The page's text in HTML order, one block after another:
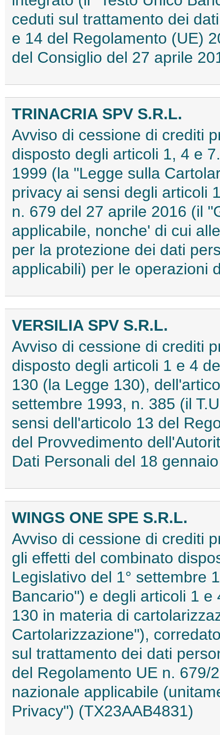
ceduti sul trattamento dei
e 14 del Regolamento (UE)
del Consiglio del 27 aprile
TRINACRIA SPV S.R.L.
Avviso di cessione di crediti
disposto degli articoli 1, 4 e
1999 (la "Legge sulla
privacy ai sensi degli articoli
n. 679 del 27 aprile 2016 (il
applicabile, nonche' di cui
per la protezione dei dati
applicabili) per le operazioni
VERSILIA SPV S.R.L.
Avviso di cessione di crediti
disposto degli articoli 1 e 4
130 (la Legge 130),
settembre 1993, n. 385 (il
sensi dell'articolo 13 del
del Provvedimento
Dati Personali del 18
WINGS ONE SPE S.R.L.
Avviso di cessione di crediti
gli effetti del combinato
Legislativo del 1° settembre
Bancario") e degli articoli 1
130 in materia di
Cartolarizzazione"),
sul trattamento dei dati
del Regolamento UE n. 679/
nazionale applicabile
Privacy") (TX23AAB4831)